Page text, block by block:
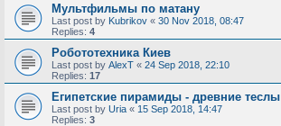
Мультфильмы по матану
Last post by Kubrikov « 30 Nov 2018, 08:47
Replies: 4
Робототехника Киев
Last post by AlexT « 24 Sep 2018, 22:10
Replies: 17
Египетские пирамиды - древние теслы
Last post by Uria « 15 Sep 2018, 14:47
Replies: 3